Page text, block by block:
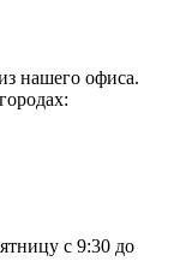
нашего офиса.
с 9:30 до